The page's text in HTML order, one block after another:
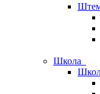
Школа